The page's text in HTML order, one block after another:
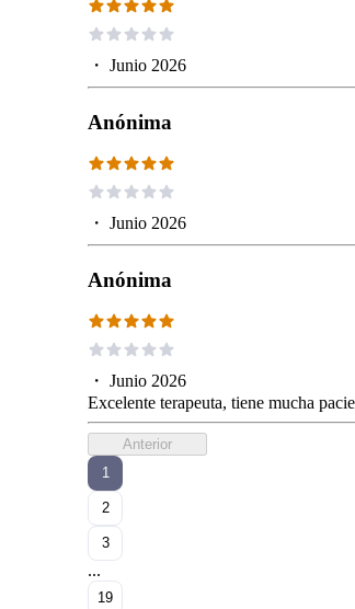
・ Junio 2026
Anónima
・ Junio 2026
Anónima
・ Junio 2026
Excelente terapeuta, tiene mucha
Anterior
1
2
3
...
19